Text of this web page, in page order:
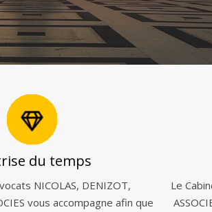
du temps
NICOLAS, DENIZOT,
vous accompagne afin que
Le